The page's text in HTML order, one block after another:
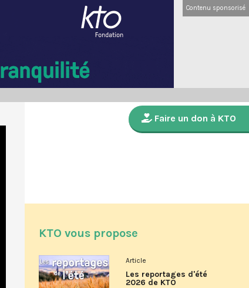
Contenu sponsorisé
Faire un don à KTO
KTO vous propose
Article
Les reportages d'été
2026 de KTO